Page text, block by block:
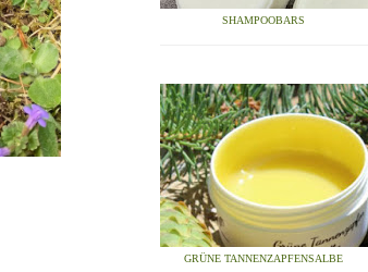
SHAMPOOBARS
GRÜNE TANNENZAPFENSALBE